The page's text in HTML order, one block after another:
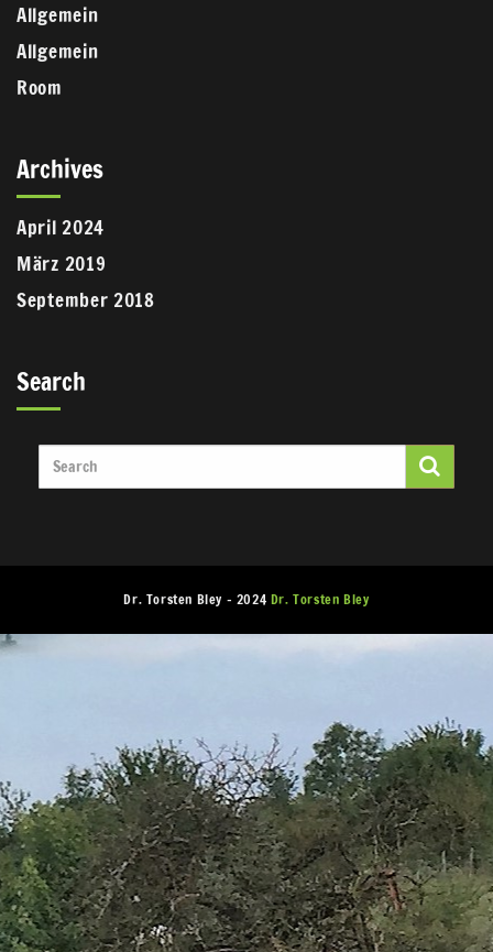
Allgemein
Allgemein
Room
Archives
April 2024
März 2019
September 2018
Search
Dr. Torsten Bley - 2024 Dr. Torsten Bley